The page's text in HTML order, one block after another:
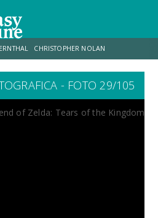
CHRISTOPHER NOLAN
ODISSEA JACOB BATALON
- FOTO 29/105